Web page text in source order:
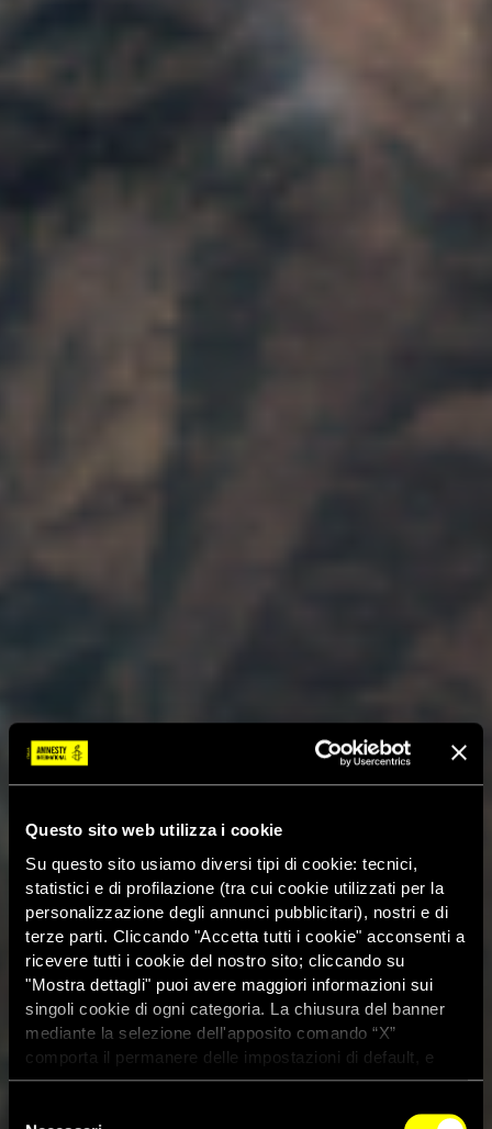
Questo sito web utilizza i cookie
Su questo sito usiamo diversi tipi di cookie: tecnici,
statistici e di profilazione (tra cui cookie utilizzati per la
personalizzazione degli annunci pubblicitari), nostri e di
terze parti. Cliccando "Accetta tutti i cookie" acconsenti a
ricevere tutti i cookie del nostro sito; cliccando su
"Mostra dettagli" puoi avere maggiori informazioni sui
singoli cookie di ogni categoria. La chiusura del banner
mediante la selezione dell'apposito comando “X”
comporta il permanere delle impostazioni di default, e
dunque la continuazione della navigazione con i cookie